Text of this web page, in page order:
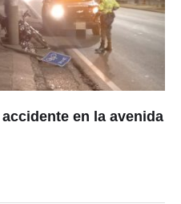
en la avenida